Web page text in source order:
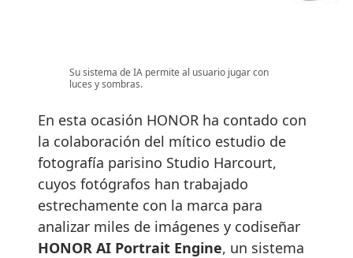
Su sistema de IA permite al usuario jugar con
luces y sombras.
En esta ocasión HONOR ha contado con
la colaboración del mítico estudio de
fotografía parisino Studio Harcourt,
cuyos fotógrafos han trabajado
estrechamente con la marca para
analizar miles de imágenes y codiseñar
HONOR AI Portrait Engine, un sistema